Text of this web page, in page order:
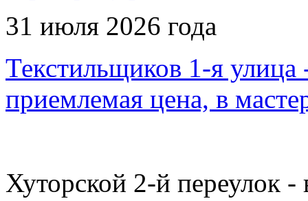
31 июля 2026 года
Текстильщиков 1-я улица
приемлемая цена, в
Хуторской 2-й переулок -